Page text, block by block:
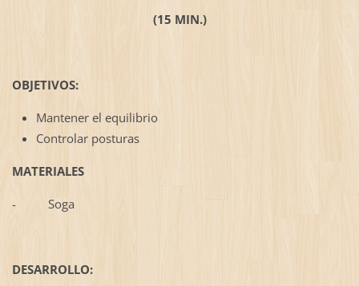
(15 MIN.)
OBJETIVOS:
Mantener el equilibrio
Controlar posturas
MATERIALES
- Soga
DESARROLLO: